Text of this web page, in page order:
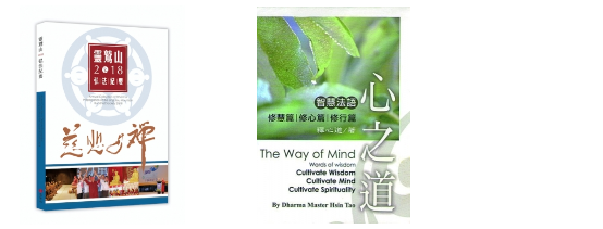
逐漸在中國發展出吃素、放
生、轉換仇恨、尊重生命、關
懷他人…等相關意義的延伸。
經書、善書屬於助印項目，故
不開立發票，可提供收據以資
證明。
>> 購買《放生》電子書
成就清淨的善業，有了清淨的
善業，就會帶來好的功德和因
緣。眾生為了涅槃、追求不生
不滅的心性，而發菩提心，走
成佛之道。藉由齋僧的功德，
讓眾生都能累積福慧資糧，生
生世世享用不盡。」 《齋僧》
主要介紹水陸法會之齋供僧
人。齋僧的意義為設齋食，供
養僧眾，又作齋、僧齋、施